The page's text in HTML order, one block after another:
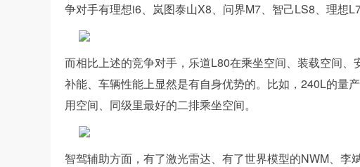
争对手有理想i6、岚图泰山X8、问界M7、智己LS8、理想L7
而相比上述的竞争对手，乐道L80在乘坐空间、装载空间
补能、车辆性能上显然是有自身优势的。比如，240L的量
用空间、同级里最好的二排乘坐空间。
智驾辅助方面，有了激光雷达、有了世界模型的NWM、